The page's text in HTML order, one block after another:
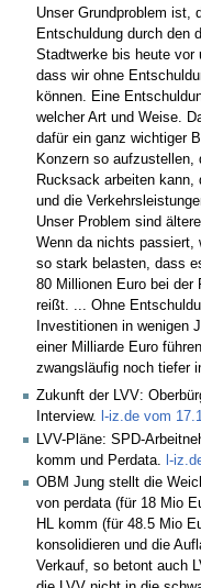
Unser Grundproblem ist,
Entschuldung durch den
Stadtwerke bis heute vor
dass wir ohne
können. Eine
welcher Art und Weise.
dafür ein ganz wichtiger
Konzern so
Rucksack arbeiten
und die
Unser Problem sind
Wenn da nichts passiert,
so stark belasten, dass
80 Millionen Euro bei der
reißt. ... Ohne
Investitionen in wenigen
einer Milliarde Euro
zwangsläufig noch tiefer
Zukunft der LVV:
Interview. l-iz.de vom
LVV-Pläne: SPD-
komm und Perdata.
l-
OBM Jung stellt die
von perdata (für 18 Mio
HL komm (für 48.5 Mio
konsolidieren und die
Verkauf, so betont auch